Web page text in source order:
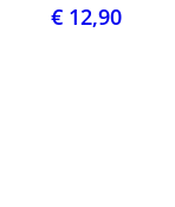
€ 12,90